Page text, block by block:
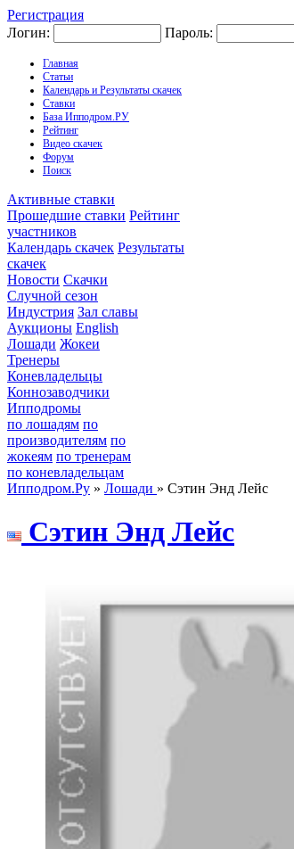
Регистрация
Логин:
Пароль:
Главная
Статьи
Календарь и Результаты скачек
Ставки
База Ипподром.РУ
Рейтинг
Видео скачек
Форум
Поиск
Активные ставки
Прошедшие ставки Рейтинг
участников
Календарь скачек Результаты
скачек
Новости Скачки
Случной сезон
Индустрия Зал славы
Аукционы English
Лошади Жокеи
Тренеры
Коневладельцы
Коннозаводчики
Ипподромы
по лошадям по
производителям по
жокеям по тренерам
по коневладельцам
Ипподром.Ру » Лошади » Сэтин Энд Лейс
Cэтин Энд Лейc